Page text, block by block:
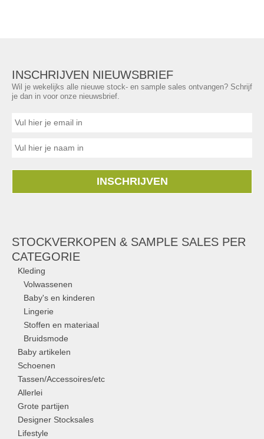
INSCHRIJVEN NIEUWSBRIEF
Wil je wekelijks alle nieuwe stock- en sample sales ontvangen? Schrijf
je dan in voor onze nieuwsbrief.
INSCHRIJVEN
STOCKVERKOPEN & SAMPLE SALES PER
CATEGORIE
Kleding
Volwassenen
Baby's en kinderen
Lingerie
Stoffen en materiaal
Bruidsmode
Baby artikelen
Schoenen
Tassen/Accessoires/etc
Allerlei
Grote partijen
Designer Stocksales
Lifestyle